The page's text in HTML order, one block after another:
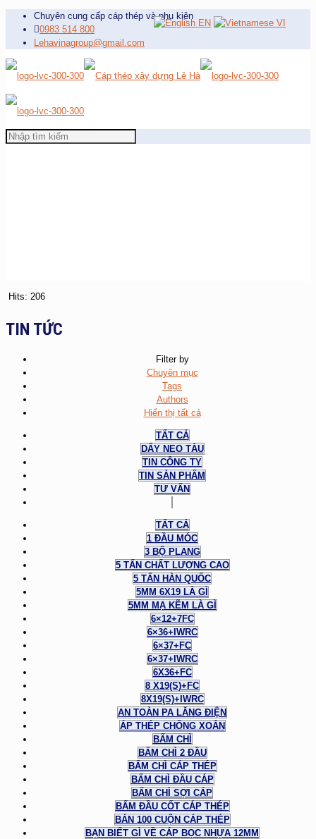
Chuyên cung cấp cáp thép và phụ kiện
0983 514 800
Lehavinagroup@gmail.com
Hits: 206
TIN TỨC
Filter by
Chuyên mục
Tags
Authors
Hiển thị tất cả
TẤT CẢ
DÂY NEO TÀU
TIN CÔNG TY
TIN SẢN PHẨM
TƯ VẤN
TẤT CẢ
1 ĐẦU MÓC
3 BỘ PLANG
5 TẤN CHẤT LƯỢNG CAO
5 TẤN HÀN QUỐC
5MM 6X19 LÀ GÌ
5MM MẠ KẼM LÀ GÌ
6×12+7FC
6×36+IWRC
6×37+FC
6×37+IWRC
6X36+FC
8 X19(S)+FC
8X19(S)+IWRC
AN TOÀN PA LĂNG ĐIỆN
ÁP THÉP CHỐNG XOẮN
BẤM CHÌ
BẤM CHÌ 2 ĐẦU
BẤM CHÌ CÁP THÉP
BẤM CHÌ ĐẦU CÁP
BẤM CHÌ SỢI CÁP
BẤM ĐẦU CỐT CÁP THÉP
BÁN 100 CUỘN CÁP THÉP
BẠN BIẾT GÌ VỀ CÁP BỌC NHỰA 12MM
EN VI